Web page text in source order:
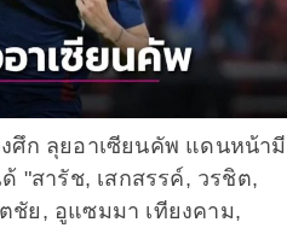
ศึก ลุยอาเซียนคัพ แดนหน้ามี
"สารัช, เสกสรรค์, วรชิต,
ชัย, อูแซมมา เทียงคาม,